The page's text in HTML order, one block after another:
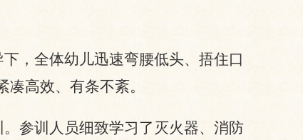
，全体幼儿迅速弯腰低头、捂住口
高效、有条不紊。
参训人员细致学习了灭火器、消防